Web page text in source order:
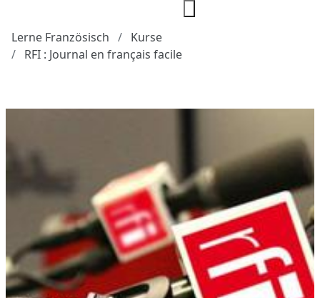
Lerne Französisch
Kurse
RFI : Journal en français facile